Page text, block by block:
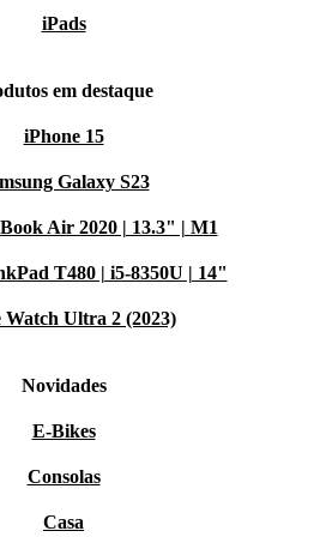
iPads
em destaque
iPhone 15
Galaxy S23
Air 2020 | 13.3" | M1
T480 | i5-8350U | 14"
Watch Ultra 2 (2023)
Novidades
E-Bikes
Consolas
Casa